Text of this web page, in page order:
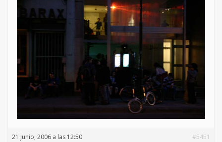
21 junio, 2006 a las 12:50
#5451